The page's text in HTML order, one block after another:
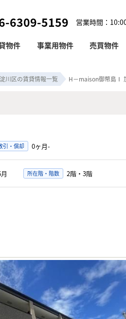
6309-5159 営業時間：
物件 事業用物件 売買物件
川区の賃貸情報一覧 H－maison御幣島Ⅰ
引・償却 0ヶ月-
月 所在階・階数 2階・3階